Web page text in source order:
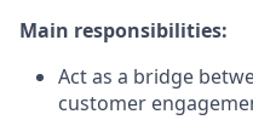
Main responsibilities:
Act as a bridge
customer